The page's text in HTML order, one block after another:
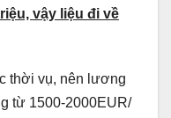
vậy liệu đi về
thời vụ, nên lương
từ 1500-2000EUR/